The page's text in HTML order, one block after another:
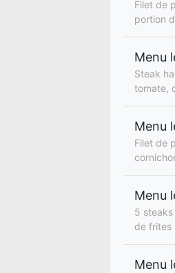
Filet de
portion
Menu
Steak
tomate,
Menu
Filet de
Menu
5
de frites
Menu